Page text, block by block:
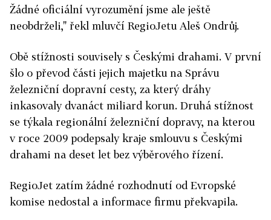
Žádné oficiální vyrozumění jsme ale ještě
neobdrželi," řekl mluvčí RegioJetu Aleš Ondrůj.
Obě stížnosti souvisely s Českými drahami. V první
šlo o převod části jejich majetku na Správu
železniční dopravní cesty, za který dráhy
inkasovaly dvanáct miliard korun. Druhá stížnost
se týkala regionální železniční dopravy, na kterou
v roce 2009 podepsaly kraje smlouvu s Českými
drahami na deset let bez výběrového řízení.
RegioJet zatím žádné rozhodnutí od Evropské
komise nedostal a informace firmu překvapila.